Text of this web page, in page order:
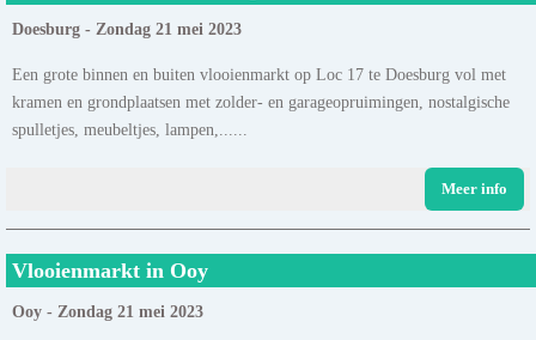
Doesburg - Zondag 21 mei 2023
Een grote binnen en buiten vlooienmarkt op Loc 17 te Doesburg vol met
kramen en grondplaatsen met zolder- en garageopruimingen, nostalgische
spulletjes, meubeltjes, lampen,......
Meer info
Vlooienmarkt in Ooy
Ooy - Zondag 21 mei 2023